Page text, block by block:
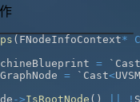
( FNodeInfoContext*
= `Cast
= `Cast<
->IsRootNode ( ) !